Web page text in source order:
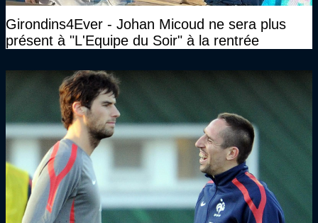
Girondins4Ever - Johan Micoud ne sera plus
présent à "L'Equipe du Soir" à la rentrée